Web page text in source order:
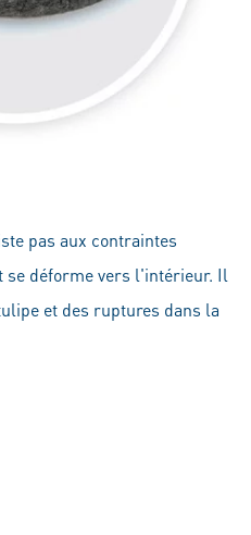
pas aux contraintes
se déforme vers l'intérieur. Il
et des ruptures dans la